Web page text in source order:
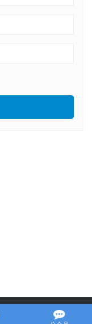
京ICP备14060233号-4